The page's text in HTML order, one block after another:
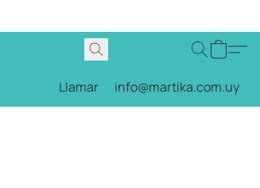
Llamar info@martika.com.uy